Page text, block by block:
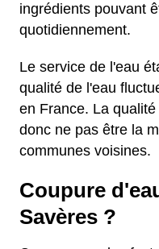
ingrédients pouvant
quotidiennement.
Le service de l'eau
qualité de l'eau
en France. La
donc ne pas être la
communes voisines.
Coupure
Savères ?